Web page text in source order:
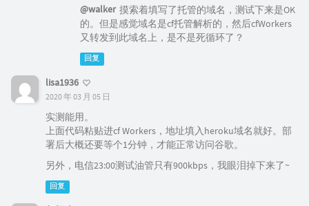
@walker 摸索着填写了托管的域名，测试下来是OK
的。但是感觉域名是cf托管解析的，然后cfWorkers
又转发到此域名上，是不是死循环了？
回复
lisa1936
2020 年 03 月 05 日
实测能用。
上面代码粘贴进cf Workers，地址填入heroku域名就好。部
署后大概还要等个1分钟，才能正常访问谷歌。
另外，电信23:00测试油管只有900kbps，我眼泪掉下来了~
回复